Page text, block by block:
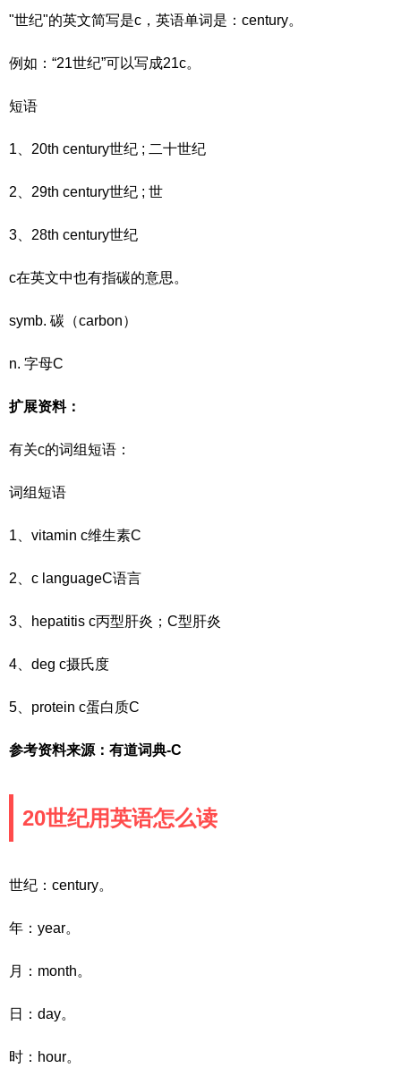
"世纪"的英文简写是c，英语单词是：century。
例如：“21世纪”可以写成21c。
短语
1、20th century世纪 ; 二十世纪
2、29th century世纪 ; 世
3、28th century世纪
c在英文中也有指碳的意思。
symb. 碳（carbon）
n. 字母C
扩展资料：
有关c的词组短语：
词组短语
1、vitamin c维生素C
2、c languageC语言
3、hepatitis c丙型肝炎；C型肝炎
4、deg c摄氏度
5、protein c蛋白质C
参考资料来源：有道词典-C
20世纪用英语怎么读
世纪：century。
年：year。
月：month。
日：day。
时：hour。